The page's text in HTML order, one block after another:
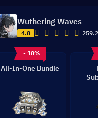
Wuthering Waves
4.8
- 18%
All-In-One Bundle